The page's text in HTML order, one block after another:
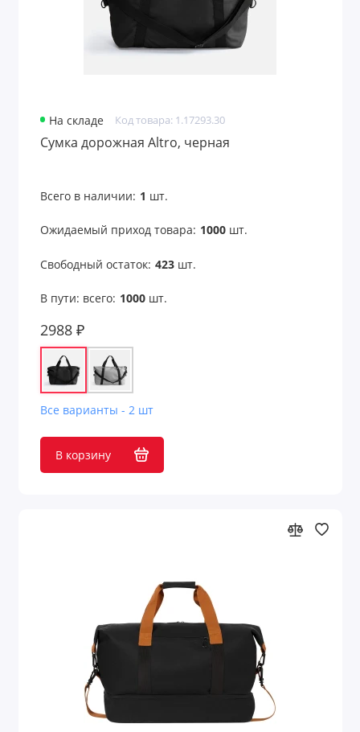
На складе Код товара: 1.17293.30
Сумка дорожная Altro, черная
Всего в наличии: 1 шт.
Ожидаемый приход товара: 1000шт.
Свободный остаток: 423шт.
В пути: всего: 1000шт.
2988 ₽
Все варианты - 2 шт
В корзину